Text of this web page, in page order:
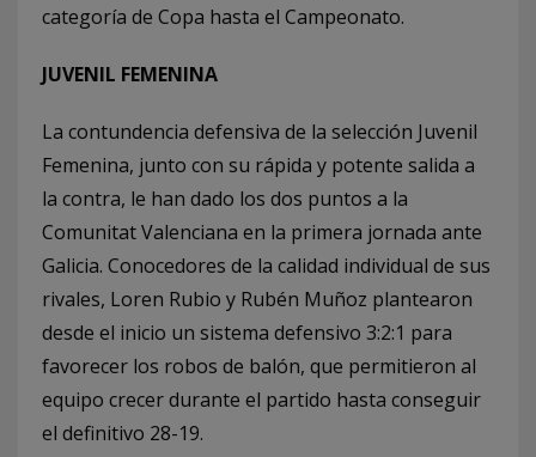
categoría de Copa hasta el Campeonato.
JUVENIL FEMENINA
La contundencia defensiva de la selección Juvenil
Femenina, junto con su rápida y potente salida a
la contra, le han dado los dos puntos a la
Comunitat Valenciana en la primera jornada ante
Galicia. Conocedores de la calidad individual de sus
rivales, Loren Rubio y Rubén Muñoz plantearon
desde el inicio un sistema defensivo 3:2:1 para
favorecer los robos de balón, que permitieron al
equipo crecer durante el partido hasta conseguir
el definitivo 28-19.